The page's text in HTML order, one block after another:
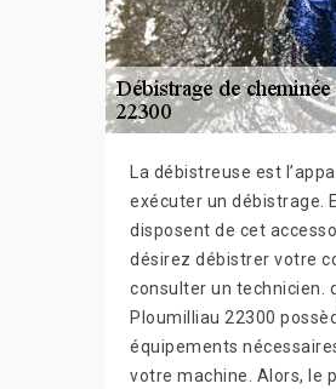
La débistreuse est
exécuter un débistrage.
disposent de cet
désirez débistrer votre
consulter un technicien.
Ploumilliau 22300
équipements
votre machine. Alors, le